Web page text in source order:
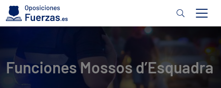
Funciones Mossos d’Esquadra